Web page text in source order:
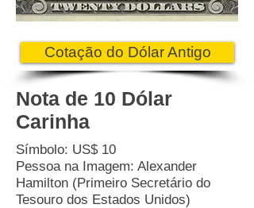
Cotação do Dólar Antigo
Nota de 10 Dólar
Carinha
Símbolo: US$ 10
Pessoa na Imagem: Alexander
Hamilton (Primeiro Secretário do
Tesouro dos Estados Unidos)